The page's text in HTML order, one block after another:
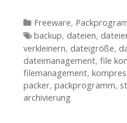
Kategorien
Freeware,
Tags
backup, dateien,
verkleinern, dateigröße,
dateimanagement, file
filemanagement,
packer, packprogramm,
archivierung